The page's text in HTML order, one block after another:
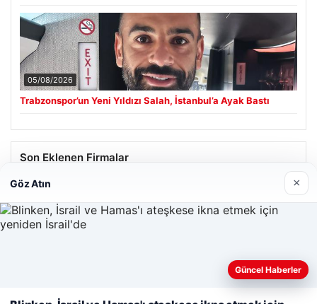
05/08/2026
Trabzonspor’un Yeni Yıldızı Salah, İstanbul’a Ayak Bastı
Son Eklenen Firmalar
Hastaş Beton
26/05/2026
Web sitemizi nasıl kullandığınızı daha iyi anlayabilmek,
Göz Atın ×
Güncel Haberler